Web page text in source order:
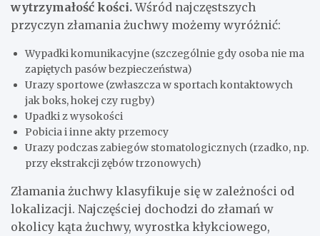
wytrzymałość kości.Wśród najczęstszych
przyczyn złamania żuchwy możemy wyróżnić:
Wypadki komunikacyjne (szczególnie gdy osoba nie ma
zapiętych pasów bezpieczeństwa)
Urazy sportowe (zwłaszcza w sportach kontaktowych
jak boks, hokej czy rugby)
Upadki z wysokości
Pobicia i inne akty przemocy
Urazy podczas zabiegów stomatologicznych (rzadko, np.
przy ekstrakcji zębów trzonowych)
Złamania żuchwy klasyfikuje się w zależności od
lokalizacji. Najczęściej dochodzi do złamań w
okolicy kąta żuchwy, wyrostka kłykciowego,